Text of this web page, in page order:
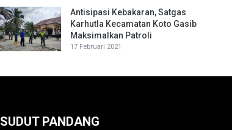
Antisipasi Kebakaran, Satgas
Karhutla Kecamatan Koto Gasib
Maksimalkan Patroli
17 Februari 2021
SUDUT PANDANG